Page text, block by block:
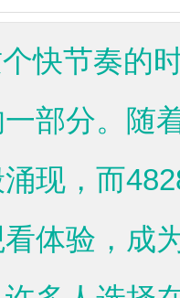
快节奏的
部分。随
现，而
体验，成